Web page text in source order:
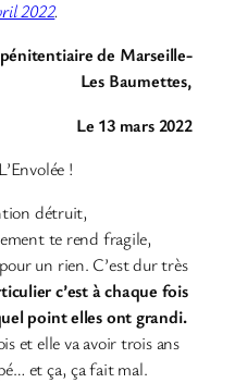
2022.
de Marseille-
Les Baumettes,
Le 13 mars 2022
!
détruit,
te rend fragile,
un rien. C’est dur très
c’est à chaque fois
point elles ont grandi.
et elle va avoir trois ans
et ça, ça fait mal.